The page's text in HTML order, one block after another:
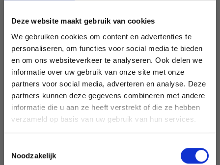
Deze website maakt gebruik van cookies
We gebruiken cookies om content en advertenties te
personaliseren, om functies voor social media te bieden
en om ons websiteverkeer te analyseren. Ook delen we
informatie over uw gebruik van onze site met onze
partners voor social media, adverteren en analyse. Deze
partners kunnen deze gegevens combineren met andere
informatie die u aan ze heeft verstrekt of die ze hebben
verzameld op basis van uw gebruik van hun services.
Noodzakelijk
met een mohairgaren, wat resulteert in een luchtiger en lichter
geven verschillende vesten.
Bekijk hier al onze DROPS patronen.
In onze categorie kindervestjes vind je een aantal superleuke
en mooie vestjes. Hier kun je - net als bij de patronen voor
volwassenen - kiezen om een open of gesloten vest te breien,
met een ronde hals of een V-hals.Een selectie van onze
recepten voor kindervestjes zie je hieronder.
Économisez jusqu'à 50 %
Soyez le premier à connaître nos soldes et